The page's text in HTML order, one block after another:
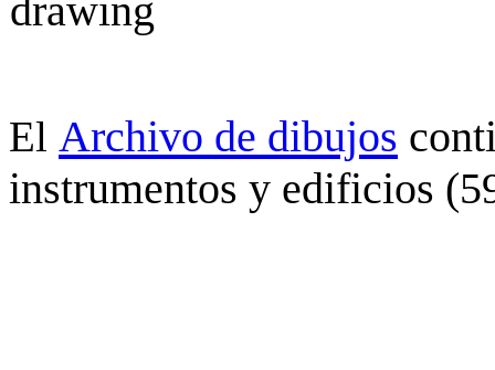
El Archivo de dibujos
instrumentos y edificios